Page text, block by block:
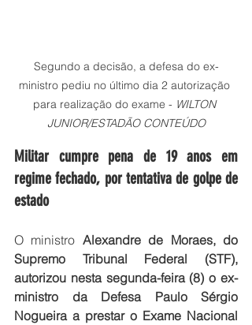
Segundo a decisão, a defesa do ex-
ministro pediu no último dia 2 autorização
para realização do exame - WILTON
JUNIOR/ESTADÃO CONTEÚDO
Militar cumpre pena de 19 anos em
regime fechado, por tentativa de golpe de
estado
O ministro Alexandre de Moraes, do
Supremo Tribunal Federal (STF),
autorizou nesta segunda-feira (8) o ex-
ministro da Defesa Paulo Sérgio
Nogueira a prestar o Exame Nacional